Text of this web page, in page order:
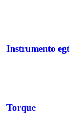
Instrumento egt
Torque